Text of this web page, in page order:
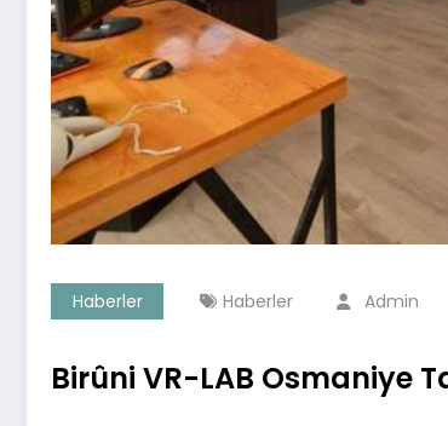
Haberler Haberler Admin
Birûni VR-LAB Osmaniye